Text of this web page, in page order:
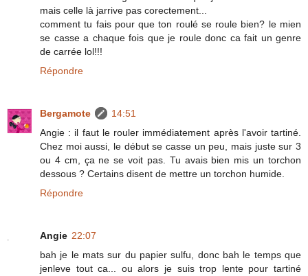
mais celle là jarrive pas corectement...
comment tu fais pour que ton roulé se roule bien? le mien
se casse a chaque fois que je roule donc ca fait un genre
de carrée lol!!!
Répondre
Bergamote
14:51
Angie : il faut le rouler immédiatement après l'avoir tartiné.
Chez moi aussi, le début se casse un peu, mais juste sur 3
ou 4 cm, ça ne se voit pas. Tu avais bien mis un torchon
dessous ? Certains disent de mettre un torchon humide.
Répondre
Angie 22:07
bah je le mats sur du papier sulfu, donc bah le temps que
jenleve tout ca... ou alors je suis trop lente pour tartiné